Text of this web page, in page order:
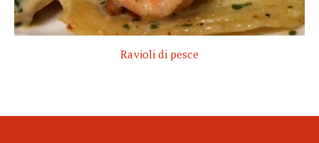
Ravioli di pesce